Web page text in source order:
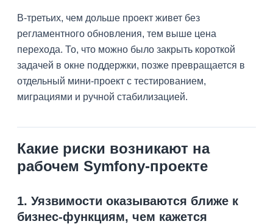
В-третьих, чем дольше проект живет без
регламентного обновления, тем выше цена
перехода. То, что можно было закрыть короткой
задачей в окне поддержки, позже превращается в
отдельный мини-проект с тестированием,
миграциями и ручной стабилизацией.
Какие риски возникают на
рабочем Symfony-проекте
1. Уязвимости оказываются ближе к
бизнес-функциям, чем кажется